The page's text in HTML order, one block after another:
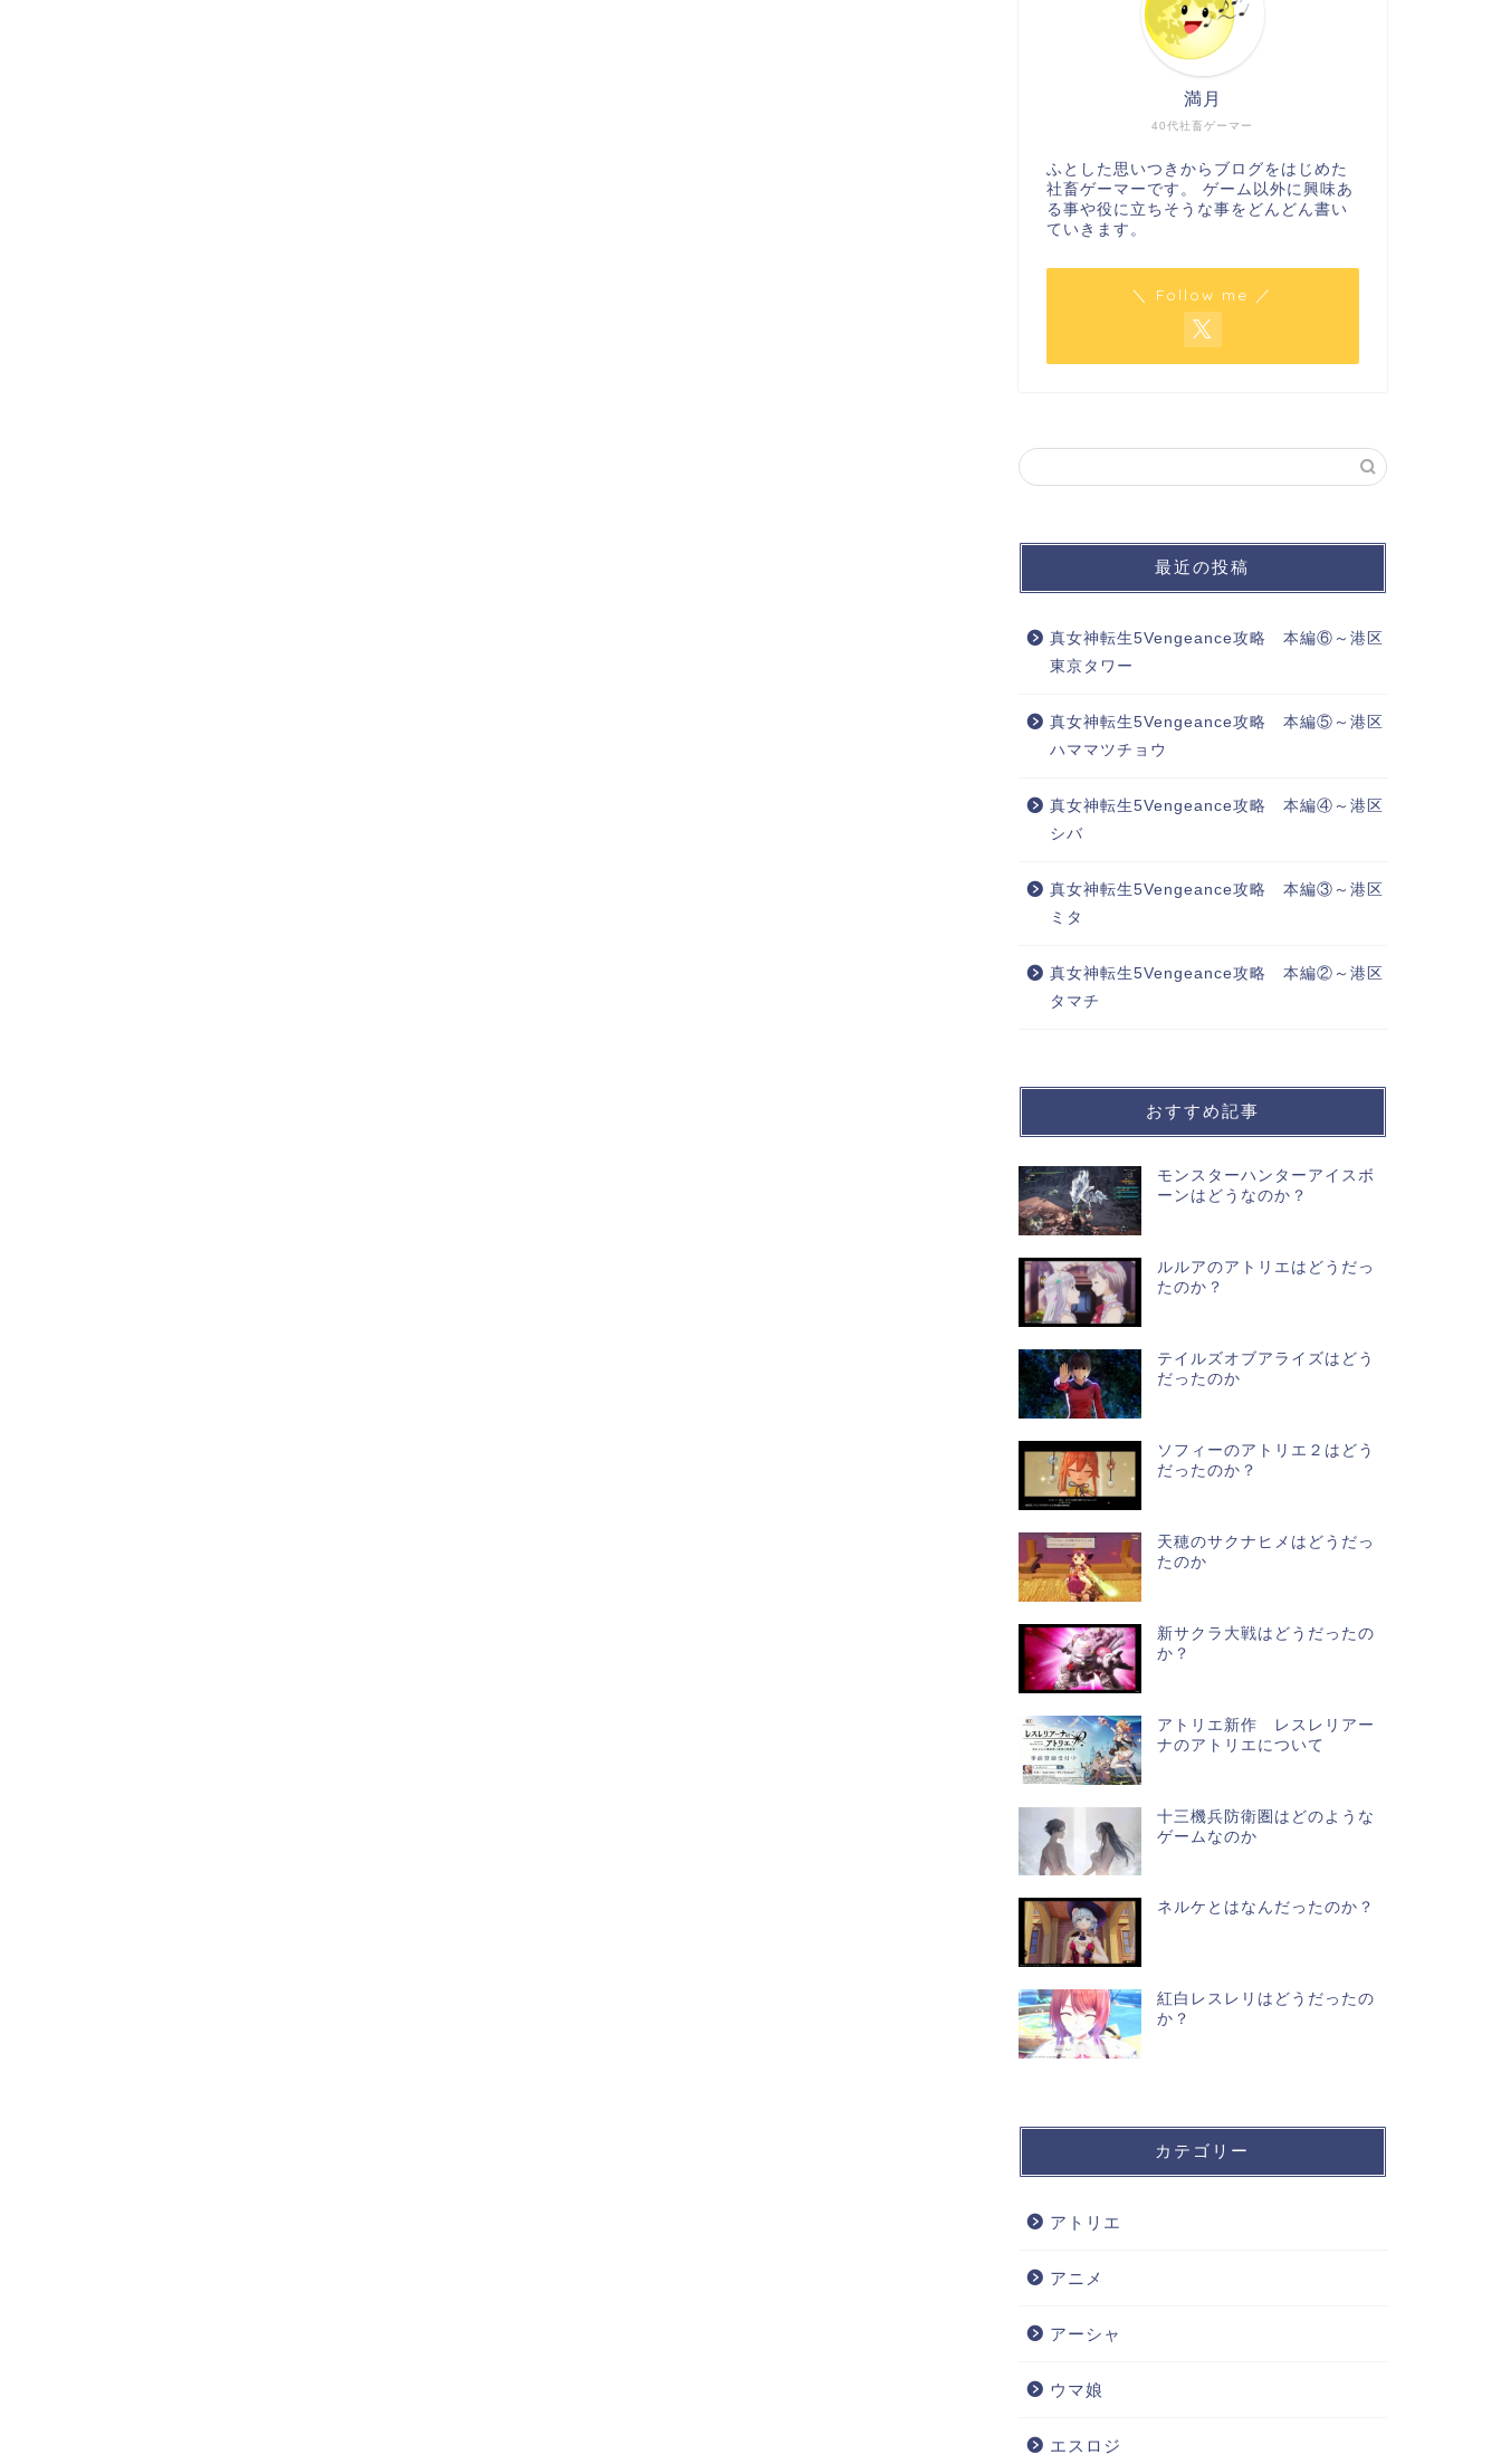
40代社畜ゲーマー
満月
ふとした思いつきからブログをはじめた
社畜ゲーマーです。 ゲーム以外に興味あ
る事や役に立ちそうな事をどんどん書い
ていきます。
＼ Follow me ／
最近の投稿
真女神転生5Vengeance攻略 本編⑥～港区
東京タワー
真女神転生5Vengeance攻略 本編⑤～港区
ハママツチョウ
真女神転生5Vengeance攻略 本編④～港区
シバ
真女神転生5Vengeance攻略 本編③～港区
ミタ
真女神転生5Vengeance攻略 本編②～港区
タマチ
おすすめ記事
モンスターハンターアイスボ
ーンはどうなのか？
ルルアのアトリエはどうだっ
たのか？
テイルズオブアライズはどう
だったのか
ソフィーのアトリエ２はどう
だったのか？
天穂のサクナヒメはどうだっ
たのか
新サクラ大戦はどうだったの
か？
アトリエ新作 レスレリアー
ナのアトリエについて
十三機兵防衛圏はどのような
ゲームなのか
ネルケとはなんだったのか？
紅白レスレリはどうだったの
か？
カテゴリー
アトリエ
アニメ
アーシャ
ウマ娘
エスロジ